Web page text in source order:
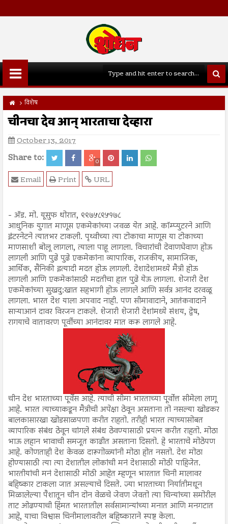
विशेष
चीनचा देव आन् भारताचा देव्हारा
October 13, 2017
Share to: 0
URL
Print
Email
- अ‍ॅड. मो. यूसुफ थोरात, ९९७५८९५१७८
आधुनिक युगात माणूस एकमेकांच्या जवळ येत आहे. कॉम्प्युटरने आणि
इंटरनेटने त्यातभर टाकली. पृथ्वीच्या त्या टोकाचा माणूस या टोकाच्या
माणसाशी बोलू लागला, त्याला पाहू लागला. विचारांची देवाणघेवाण होऊ
लागली आणि पुढे पुढे एकमेकांना व्यापारिक, राजकीय, सामाजिक,
आर्थिक, सैनिकी इत्यादी मदत होऊ लागली. देशादेशामध्ये मैत्री होऊ
लागली आणि एकमेकांसाठी मदतीचा हात पुढे येऊ लागला. शेजारी देश
एकमेकांच्या सुखदु:खात सहभागी होऊ लागले आणि सर्वत्र आनंद दरवळू
लागला. भारत देश याला अपवाद नाही. पण सीमावादाने, आतंकवादाने
साऱ्याआनं दावर विरजन टाकले. शेजारी शेजारी देशांमध्ये संशय, द्वेष,
रागयाचे वातावरण पूर्वीच्या आनंदावर मात करू लागले आहे.
चीन देश भारताच्या पूर्वेस आहे. त्याची सीमा भारताच्या पूर्वोत्त सीमेला लागू
आहे. भारत त्याच्याकडून मैत्रीची अपेक्षा ठेवून असताना तो नसल्या खोडकर
बालकासारखा खोडसाळपणा करीत राहतो. तरीही भारत त्याच्यासोबत
व्यापारिक संबंध ठेवून चांगले संबंध ठेवण्यासाठी प्रयत्न करीत राहतो. मोठा
भाऊ लहान भावाची समजूत काढीत असताना दिसतो. हे भारताचे मोठेपण
आहे. कोणताही देश केवळ दारूगोळ्यांनी मोठा होत नसतो. देश मोठा
होण्यासाठी त्या त्या देशातील लोकांची मनं देशासाठी मोठी पाहिजेत.
भारतीयांची मनं देशासाठी मोठी आहेत म्हणून भारतात चिनी मालावर
बहिष्कार टाकला जात असल्याचे दिसते. ज्या भारताच्या निर्यातीमधून
मिळालेल्या पैशातून चीन दोन वेळचे जेवण जेवतो त्या चिन्यांच्या समोरील
ताट ओढण्याची हिंमत भारतातील सर्वसामान्यांच्या मनात आणि मनगटात
आहे, याचा विश्वास चिनीमालावरील बहिष्काराने स्पष्ट केला.